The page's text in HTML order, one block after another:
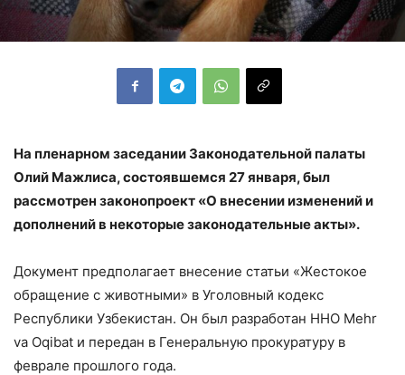
На пленарном заседании Законодательной палаты
Олий Мажлиса, состоявшемся 27 января, был
рассмотрен законопроект «О внесении изменений и
дополнений в некоторые законодательные акты».
Документ предполагает внесение статьи «Жестокое
обращение с животными» в Уголовный кодекс
Республики Узбекистан. Он был разработан ННО Mehr
va Oqibat и передан в Генеральную прокуратуру в
феврале прошлого года.